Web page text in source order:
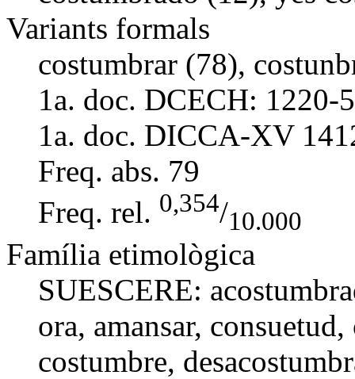
Variants formals
costumbrar (78),
1a. doc. DCECH: 1220-
1a. doc. DICCA-XV
Freq. abs. 79
Freq. rel. 0,354/10.000
Família etimològica
SUESCERE:
ora, amansar, consuetud,
costumbre,